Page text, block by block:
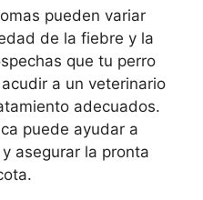
pueden variar
de la fiebre y la
que tu perro
a un veterinario
adecuados.
puede ayudar a
asegurar la pronta